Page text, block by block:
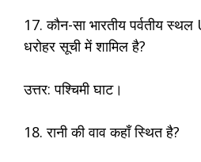
17. कौन-सा भारतीय पर्वतीय
धरोहर सूची में शामिल है?
उत्तर: पश्चिमी घाट।
18. रानी की वाव कहाँ स्थित है?